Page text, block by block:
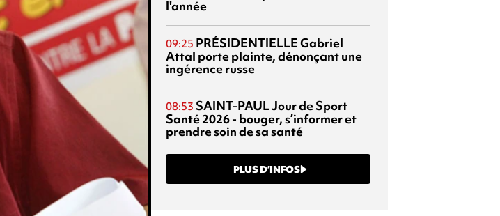
l'année
09:25 PRÉSIDENTIELLEGabriel
Attal porte plainte, dénonçant une
ingérence russe
08:53 SAINT-PAULJour de Sport
Santé 2026 - bouger, s’informer et
prendre soin de sa santé
PLUS D’INFOS